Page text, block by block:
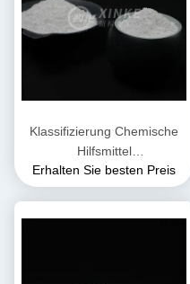
Klassifizierung Chemische
Hilfsmittel
Wasserreduzierendes Mittel
Geruchlos Hohe Stabilität
Erhalten Sie besten Preis